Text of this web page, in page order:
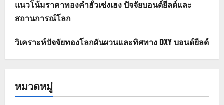
แนวโน้มราคาทองคำฮั่วเซ่งเฮง ปัจจัยบอนด์ยีลด์และ
สถานการณ์โลก
วิเคราะห์ปัจจัยทองโลกผันผวนและทิศทาง DXY บอนด์ยีลด์
หมวดหมู่